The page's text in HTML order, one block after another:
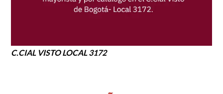
C.CIAL VISTO LOCAL 3172